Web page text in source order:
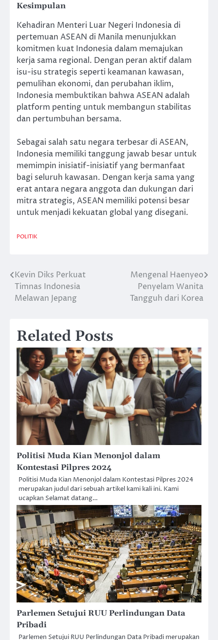
Kesimpulan
Kehadiran Menteri Luar Negeri Indonesia di
pertemuan ASEAN di Manila menunjukkan
komitmen kuat Indonesia dalam memajukan
kerja sama regional. Dengan peran aktif dalam
isu-isu strategis seperti keamanan kawasan,
pemulihan ekonomi, dan perubahan iklim,
Indonesia membuktikan bahwa ASEAN adalah
platform penting untuk membangun stabilitas
dan pertumbuhan bersama.
Sebagai salah satu negara terbesar di ASEAN,
Indonesia memiliki tanggung jawab besar untuk
memimpin inisiatif-inisiatif yang bermanfaat
bagi seluruh kawasan. Dengan kerja sama yang
erat antara negara anggota dan dukungan dari
mitra strategis, ASEAN memiliki potensi besar
untuk menjadi kekuatan global yang disegani.
POLITIK
Post
navigation
Kevin Diks Perkuat
Timnas Indonesia
Melawan Jepang
Mengenal Haenyeo
Penyelam Wanita
Tangguh dari Korea
Related Posts
Politisi Muda Kian Menonjol dalam
Kontestasi Pilpres 2024
Politisi Muda Kian Menonjol dalam Kontestasi Pilpres 2024
merupakan judul dari sebuah artikel kami kali ini. Kami
ucapkan Selamat datang…
Parlemen Setujui RUU Perlindungan Data
Pribadi
Parlemen Setujui RUU Perlindungan Data Pribadi merupakan